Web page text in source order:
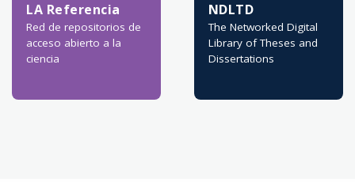
LA Referencia
Red de repositorios de
acceso abierto a la
ciencia
NDLTD
The Networked Digital
Library of Theses and
Dissertations